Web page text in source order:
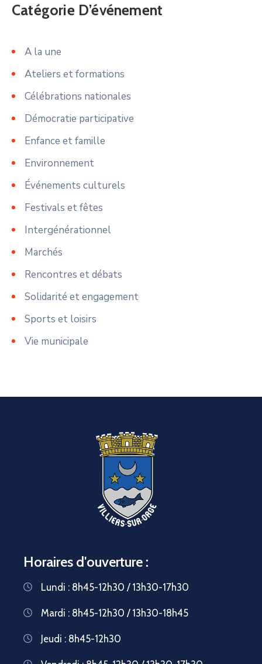
Catégorie D’événement
A la une
Ateliers et formations
Célébrations nationales
Démocratie participative
Enfance et famille
Environnement
Événements culturels
Festivals et fêtes
Intergénérationnel
Marchés
Rencontres et débats
Solidarité et engagement
Sports et loisirs
Vie municipale
Horaires d'ouverture :
Lundi : 8h45-12h30 / 13h30-17h30
Mardi : 8h45-12h30 / 13h30-18h45
Jeudi : 8h45-12h30